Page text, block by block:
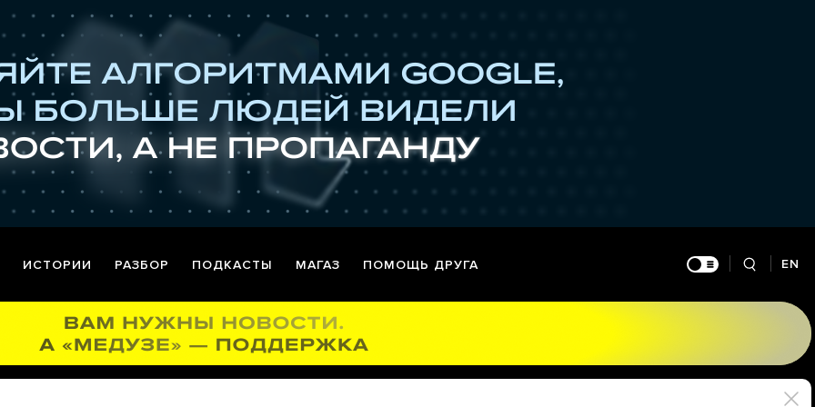
ИСТОРИИ РАЗБОР ПОДКАСТЫ МАГАЗ ПОМОЩЬ ДРУГА EN